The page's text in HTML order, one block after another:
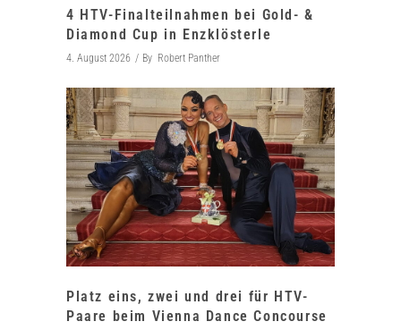
4 HTV-Finalteilnahmen bei Gold- &
Diamond Cup in Enzklösterle
4. August 2026 By Robert Panther
Platz eins, zwei und drei für HTV-
Paare beim Vienna Dance Concourse